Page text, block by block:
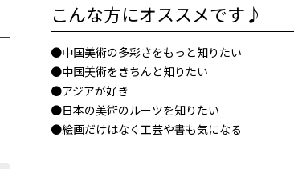
こんな方にオススメです♪
●中国美術の多彩さをもっと知りたい
●中国美術をきちんと知りたい
●アジアが好き
●日本の美術のルーツを知りたい
●絵画だけはなく工芸や書も気になる